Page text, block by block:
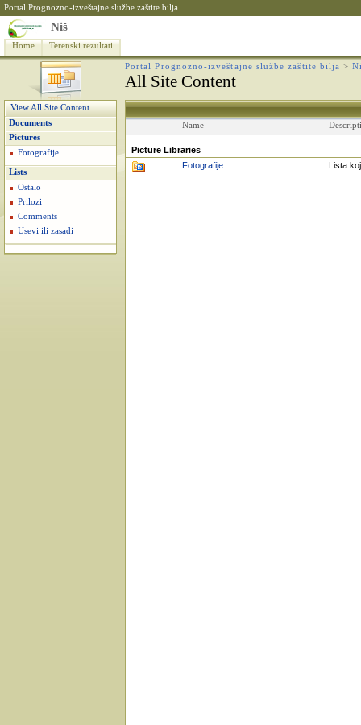
Portal Prognozno-izveštajne službe zaštite bilja
Niš
Home Terenski rezultati
Portal Prognozno-izveštajne službe zaštite bilja >
All Site Content
View All Site Content
Documents
Pictures
Fotografije
Lists
Ostalo
Prilozi
Comments
Usevi ili zasadi
Name
Picture Libraries
Fotografije
Lista